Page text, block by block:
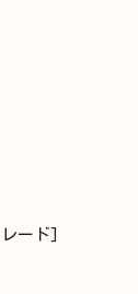
ード]